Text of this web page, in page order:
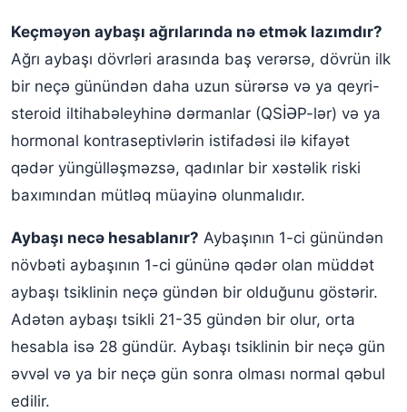
Keçməyən aybaşı ağrılarında nə etmək lazımdır?
Ağrı aybaşı dövrləri arasında baş verərsə, dövrün ilk
bir neçə günündən daha uzun sürərsə və ya qeyri-
steroid iltihabəleyhinə dərmanlar (QSİƏP-lər) və ya
hormonal kontraseptivlərin istifadəsi ilə kifayət
qədər yüngülləşməzsə, qadınlar bir xəstəlik riski
baxımından mütləq müayinə olunmalıdır.
Aybaşı necə hesablanır? Aybaşının 1-ci günündən
növbəti aybaşının 1-ci gününə qədər olan müddət
aybaşı tsiklinin neçə gündən bir olduğunu göstərir.
Adətən aybaşı tsikli 21-35 gündən bir olur, orta
hesabla isə 28 gündür. Aybaşı tsiklinin bir neçə gün
əvvəl və ya bir neçə gün sonra olması normal qəbul
edilir.